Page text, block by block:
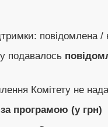
повідомлена
подавалось
Комітету не
програмою (у грн)